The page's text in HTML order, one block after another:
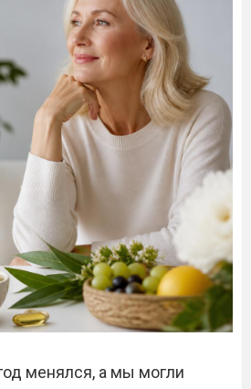
менялся, а мы могли